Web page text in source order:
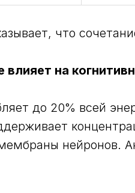
что
влияет на
до 20% всей
нейронов.